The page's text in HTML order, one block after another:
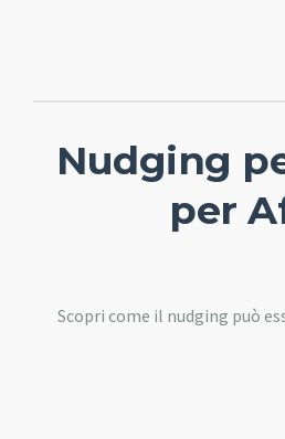
Nudging
per
Scopri come il nudging può